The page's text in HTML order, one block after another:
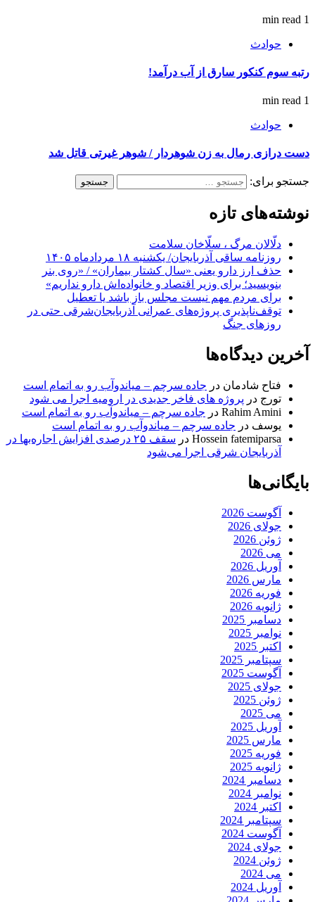
1 min read
حوادث
رتبه سوم کنکور سارق از آب درآمد!
1 min read
حوادث
دست درازی رمال به زن شوهردار / شوهر غیرتی قاتل شد
جستجو برای:
نوشته‌های تازه
دلّالان مرگ ، سلّاخان سلامت
روزنامه ساقی آذربایجان/ یکشنبه ۱۸ مردادماه ۱۴۰۵
حذف ارز دارو یعنی «سال کشتار بیماران» / «روی بنر
بنویسید؛ برای وزیر اقتصاد و خانواده‌اش دارو نداریم»
برای مردم مهم نیست مجلس باز باشد یا تعطیل
توقف‌ناپذیری پروژه‌های عمرانی آذربایجان‌شرقی حتی در
روزهای جنگ
آخرین دیدگاه‌ها
فتاح شادمان در جاده سرچم – میاندوآب رو به اتمام است
تورج در پروژه های فاخر جدیدی در ارومیه اجرا می شود
Rahim Amini در جاده سرچم – میاندوآب رو به اتمام است
یوسف در جاده سرچم – میاندوآب رو به اتمام است
Hossein fatemiparsa در
سقف ۲۵ درصدی افزایش اجاره‌بها در
آذربایجان شرقی اجرا می‌شود
بایگانی‌ها
آگوست 2026
جولای 2026
ژوئن 2026
می 2026
آوریل 2026
مارس 2026
فوریه 2026
ژانویه 2026
دسامبر 2025
نوامبر 2025
اکتبر 2025
سپتامبر 2025
آگوست 2025
جولای 2025
ژوئن 2025
می 2025
آوریل 2025
مارس 2025
فوریه 2025
ژانویه 2025
دسامبر 2024
نوامبر 2024
اکتبر 2024
سپتامبر 2024
آگوست 2024
جولای 2024
ژوئن 2024
می 2024
آوریل 2024